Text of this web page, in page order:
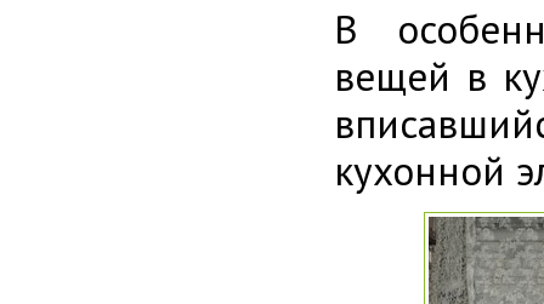
В
вещей в
кухонной